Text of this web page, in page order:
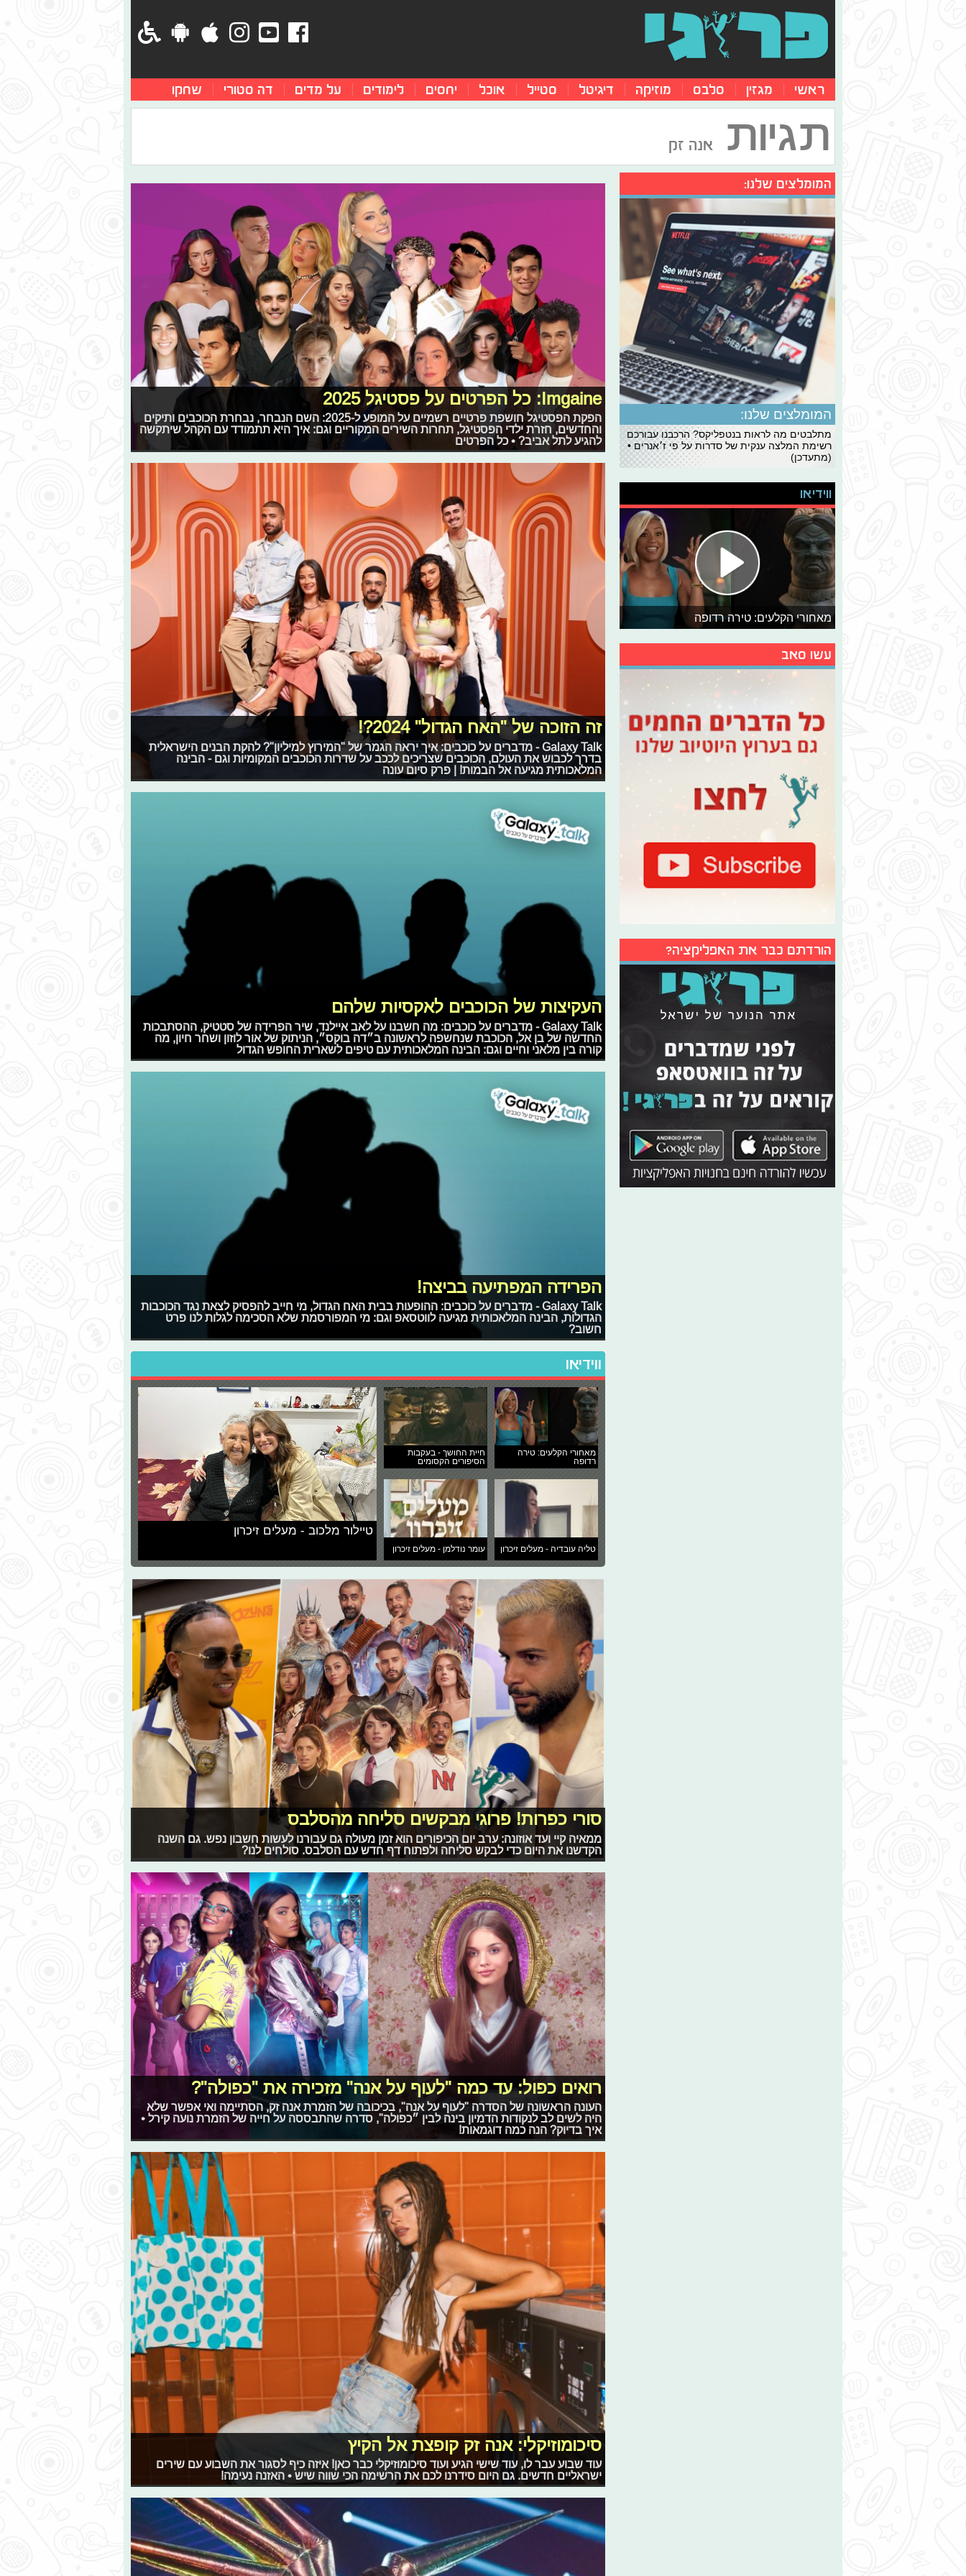
ראשי מגזין סלבס מוזיקה דיגיטל סטייל אוכל יחסים לימודים על מדים דה סטורי שחקו
תגיות אנה זק
Imgaine: כל הפרטים על פסטיגל 2025
הפקת הפסטיגל חושפת פרטיים רשמיים על המופע ל-2025: השם הנבחר, נבחרת הכוכבים ותיקים
והחדשים, חזרת ילדי הפסטיגל, תחרות השירים המקוריים וגם: איך היא תתמודד עם הקהל שיתקשה
להגיע לתל אביב? • כל הפרטים
זה הזוכה של "האח הגדול" 2024?!
Galaxy Talk - מדברים על כוכבים: איך יראה הגמר של "המירוץ למיליון"? להקת הבנים הישראלית
בדרך לכבוש את העולם, הכוכבים שצריכים לככב על שדרות הכוכבים המקומיות וגם - הבינה
המלאכותית מגיעה אל הבמות! | פרק סיום עונה
העקיצות של הכוכבים לאקסיות שלהם
Galaxy Talk - מדברים על כוכבים: מה חשבנו על לאב איילנד, שיר הפרידה של סטטיק, ההסתבכות
החדשה של בן אל, הכוכבת שנחשפה לראשונה ב״דה בוקס״, הניתוק של אור לוזון ושחר חיון, מה
קורה בין מלאני וחיים וגם: הבינה המלאכותית עם טיפים לשארית החופש הגדול
הפרידה המפתיעה בביצה!
Galaxy Talk - מדברים על כוכבים: ההופעות בבית האח הגדול, מי חייב להפסיק לצאת נגד הכוכבות
הגדולות, הבינה המלאכותית מגיעה לווטסאפ וגם: מי המפורסמת שלא הסכימה לגלות לנו פרט
חשוב?
ווידיאו
מאחורי הקלעים: טירה
רדופה
חיית החושך - בעקבות
הסיפורים הקסומים
טליה עובדיה - מעלים זיכרון עומר נודלמן - מעלים זיכרון
טיילור מלכוב - מעלים זיכרון
סורי כפרות! פרוגי מבקשים סליחה מהסלבס
ממאיה קיי ועד אוזונה: ערב יום הכיפורים הוא זמן מעולה גם עבורנו לעשות חשבון נפש. גם השנה
הקדשנו את היום כדי לבקש סליחה ולפתוח דף חדש עם הסלבס. סולחים לנו?
רואים כפול: עד כמה "לעוף על אנה" מזכירה את "כפולה"?
העונה הראשונה של הסדרה "לעוף על אנה", בכיכובה של הזמרת אנה זק, הסתיימה ואי אפשר שלא
היה לשים לב לנקודות הדמיון בינה לבין ״כפולה", סדרה שהתבססה על חייה של הזמרת נועה קירל •
איך בדיוק? הנה כמה דוגמאות!
סיכומוזיקלי: אנה זק קופצת אל הקיץ
עוד שבוע עבר לו, עוד שישי הגיע ועוד סיכומוזיקלי כבר כאן! איזה כיף לסגור את השבוע עם שירים
ישראליים חדשים. גם היום סידרנו לכם את הרשימה הכי שווה שיש • האזנה נעימה!
המומלצים שלנו:
המומלצים שלנו:
מתלבטים מה לראות בנטפליקס? הרכבנו עבורכם
רשימת המלצה ענקית של סדרות על פי ז׳אנרים •
(מתעדכן)
ווידיאו
מאחורי הקלעים: טירה רדופה
עשו סאב
הורדתם כבר את האפליקציה?